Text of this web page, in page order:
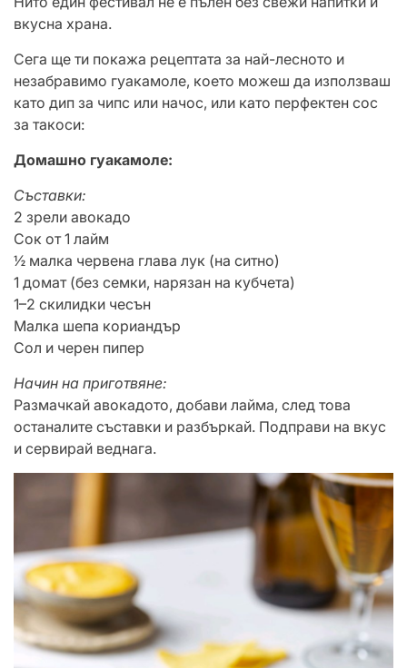
вкусна храна.
Сега ще ти покажа рецептата за най-лесното и
незабравимо гуакамоле, което можеш да използваш
като дип за чипс или начос, или като перфектен сос
за такоси:
Домашно гуакамоле:
Съставки:
2 зрели авокадо
Сок от 1 лайм
½ малка червена глава лук (на ситно)
1 домат (без семки, нарязан на кубчета)
1–2 скилидки чесън
Малка шепа кориандър
Сол и черен пипер
Начин на приготвяне:
Размачкай авокадото, добави лайма, след това
останалите съставки и разбъркай. Подправи на вкус
и сервирай веднага.